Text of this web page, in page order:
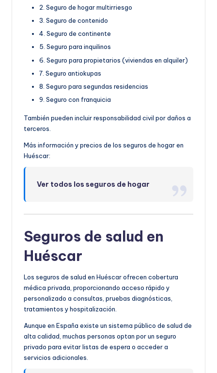
2. Seguro de hogar multirriesgo
3. Seguro de contenido
4. Seguro de continente
5. Seguro para inquilinos
6. Seguro para propietarios (viviendas en alquiler)
7. Seguro antiokupas
8. Seguro para segundas residencias
9. Seguro con franquicia
También pueden incluir responsabilidad civil por daños a
terceros.
Más información y precios de los seguros de hogar en
Huéscar:
Ver todos los seguros de hogar
Seguros de salud en
Huéscar
Los seguros de salud en Huéscar ofrecen cobertura
médica privada, proporcionando acceso rápido y
personalizado a consultas, pruebas diagnósticas,
tratamientos y hospitalización.
Aunque en España existe un sistema público de salud de
alta calidad, muchas personas optan por un seguro
privado para evitar listas de espera o acceder a
servicios adicionales.